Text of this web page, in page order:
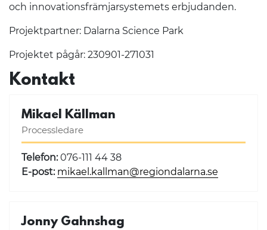
och innovationsfrämjarsystemets erbjudanden.
Projektpartner: Dalarna Science Park
Projektet pågår: 230901-271031
Kontakt
Mikael Källman
Processledare
Telefon:076-111 44 38
E-post: mikael.kallman@regiondalarna.se
Jonny Gahnshag